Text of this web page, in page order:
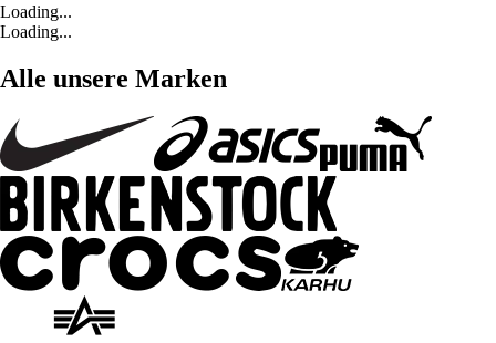
Loading...
Loading...
Alle unsere Marken